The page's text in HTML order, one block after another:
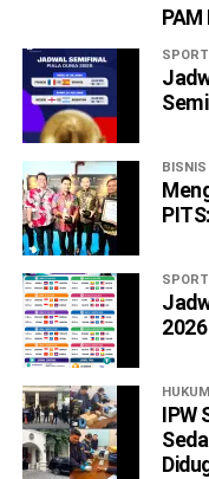
SPORT
BISNIS
SPORT
2026
HUKUM